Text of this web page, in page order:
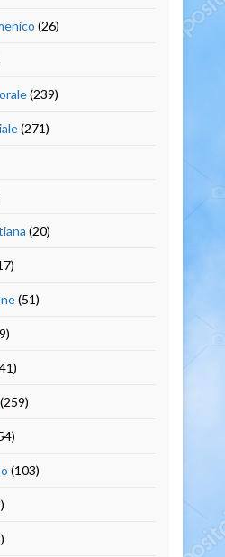
(26)
(239)
(271)
(20)
(51)
(259)
(103)